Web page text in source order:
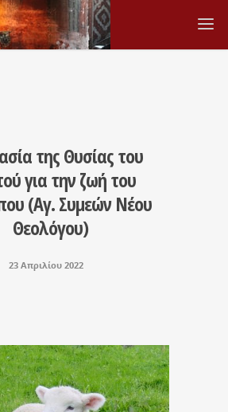
της Θυσίας του
για την ζωή του
(Αγ. Συμεών Νέου
Θεολόγου)
23 Απριλίου 2022